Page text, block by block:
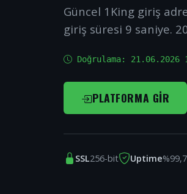
Güncel 1King giriş
giriş süresi 9 saniye.
Doğrulama: 21.06.2026
PLATFORMA GIR
SSL256-bit Uptime%99,7